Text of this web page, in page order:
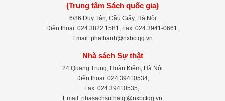
(Trung tâm Sách quốc gia)
6/86 Duy Tân, Cầu Giấy, Hà Nội
Điện thoại: 024.3822.1581, Fax: 024.3941-0661,
Email: phathanh@nxbctqg.vn
Nhà sách Sự thật
24 Quang Trung, Hoàn Kiếm, Hà Nội
Điện thoại: 024.39410534,
Fax: 024.39410535,
Email: nhasachsuthatqt@nxbctqg.vn